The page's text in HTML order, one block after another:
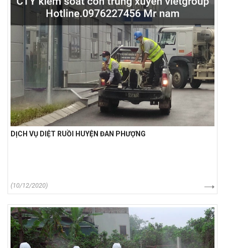
DỊCH VỤ DIỆT RUỒI HUYỆN ĐAN PHƯỢNG
(10/12/2020)